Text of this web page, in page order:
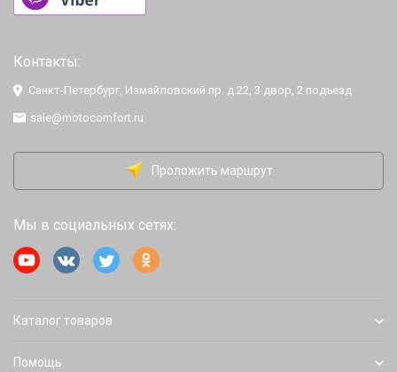
Контакты:
Санкт-Петербург, Измайловский пр. д.22, 3 двор, 2 подъезд
sale@motocomfort.ru
Проложить маршрут
Мы в социальных сетях:
Каталог товаров
Помощь